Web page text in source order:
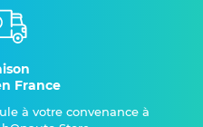
France
à votre convenance à